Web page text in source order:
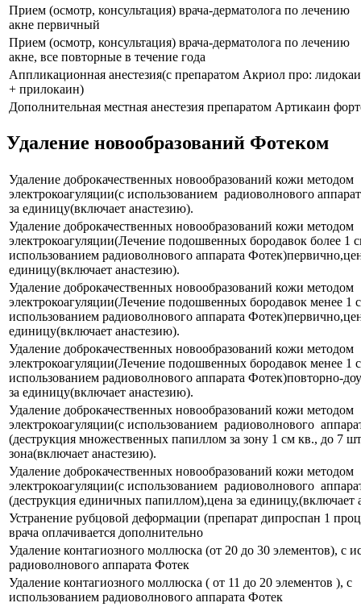
Прием (осмотр, консультация) врача-дерматолога по лечению
акне первичный
Прием (осмотр, консультация) врача-дерматолога по лечению
акне, все повторные в течение года
Аппликационная анестезия(с препаратом Акриол про:
+ прилокаин)
Дополнительная местная анестезия препаратом Артикаин
Удаление новообразований Фотеком
Удаление доброкачественных новообразований кожи методом
электрокоагуляции(с использованием радиоволнового
за единицу(включает анастезию).
Удаление доброкачественных новообразований кожи методом
электрокоагуляции(Лечение подошвенных бородавок более 1
использованием радиоволнового аппарата
единицу(включает анастезию).
Удаление доброкачественных новообразований кожи методом
электрокоагуляции(Лечение подошвенных бородавок менее 1
использованием радиоволнового аппарата
единицу(включает анастезию).
Удаление доброкачественных новообразований кожи методом
электрокоагуляции(Лечение подошвенных бородавок менее 1
использованием радиоволнового аппарата Фотек)повторно-
за единицу(включает анастезию).
Удаление доброкачественных новообразований кожи методом
электрокоагуляции(с использованием радиоволнового
(деструкция множественных папиллом за зону 1 см кв., до 7
зона(включает анастезию).
Удаление доброкачественных новообразований кожи методом
электрокоагуляции(с использованием радиоволнового
(деструкция единичных папиллом),цена за единицу,(включает
Устранение рубцовой деформации (препарат дипроспан 1
врача оплачивается дополнительно
Удаление контагиозного моллюска (от 20 до 30 элементов), с
радиоволнового аппарата Фотек
Удаление контагиозного моллюска ( от 11 до 20 элементов ), с
использованием радиоволнового аппарата Фотек